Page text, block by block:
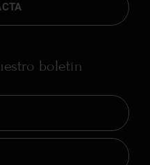
boletín